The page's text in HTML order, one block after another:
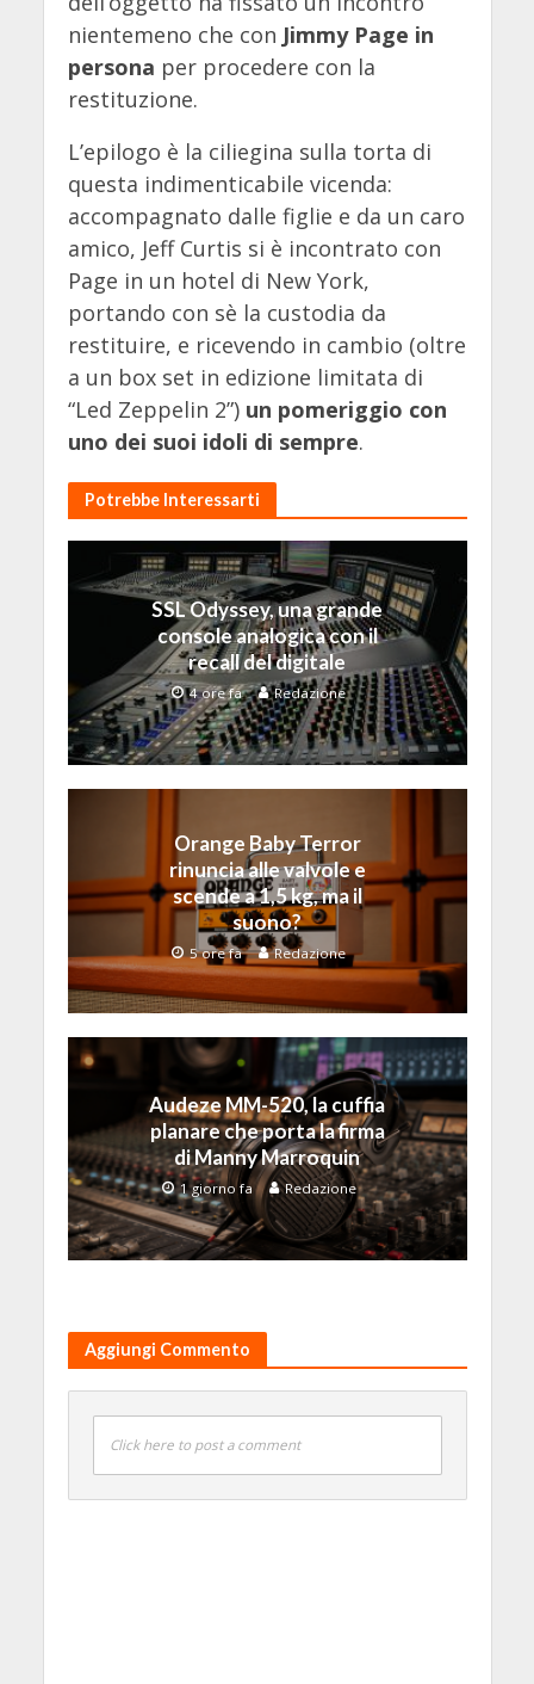
nientemeno che con Jimmy Page in
persona per procedere con la
restituzione.
L’epilogo è la ciliegina sulla torta di
questa indimenticabile vicenda:
accompagnato dalle figlie e da un caro
amico, Jeff Curtis si è incontrato con
Page in un hotel di New York,
portando con sè la custodia da
restituire, e ricevendo in cambio (oltre
a un box set in edizione limitata di
“Led Zeppelin 2”) un pomeriggio con
uno dei suoi idoli di sempre.
Potrebbe Interessarti
SSL Odyssey, una grande
console analogica con il
recall del digitale
4 ore fa Redazione
Orange Baby Terror
rinuncia alle valvole e
scende a 1,5 kg, ma il
suono?
5 ore fa Redazione
Audeze MM-520, la cuffia
planare che porta la firma
di Manny Marroquin
1 giorno fa Redazione
Aggiungi Commento
Click here to post a comment